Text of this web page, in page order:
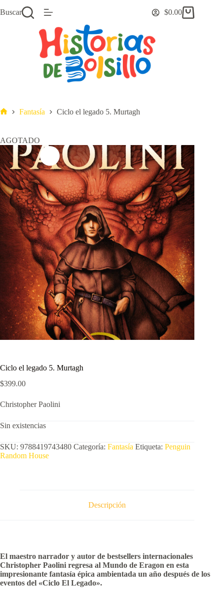
al
Buscar
Carro
$0.00
Fantasía Ciclo el legado 5. Murtagh
AGOTADO
Ciclo el legado 5. Murtagh
$399.00
Christopher Paolini
Sin existencias
SKU: 9788419743480 Categoría: Fantasía Etiqueta: Penguin
Random House
Descripción
El maestro narrador y autor de bestsellers internacionales
Christopher Paolini regresa al Mundo de Eragon en esta
impresionante fantasía épica ambientada un año después de los
eventos del «Ciclo El Legado».